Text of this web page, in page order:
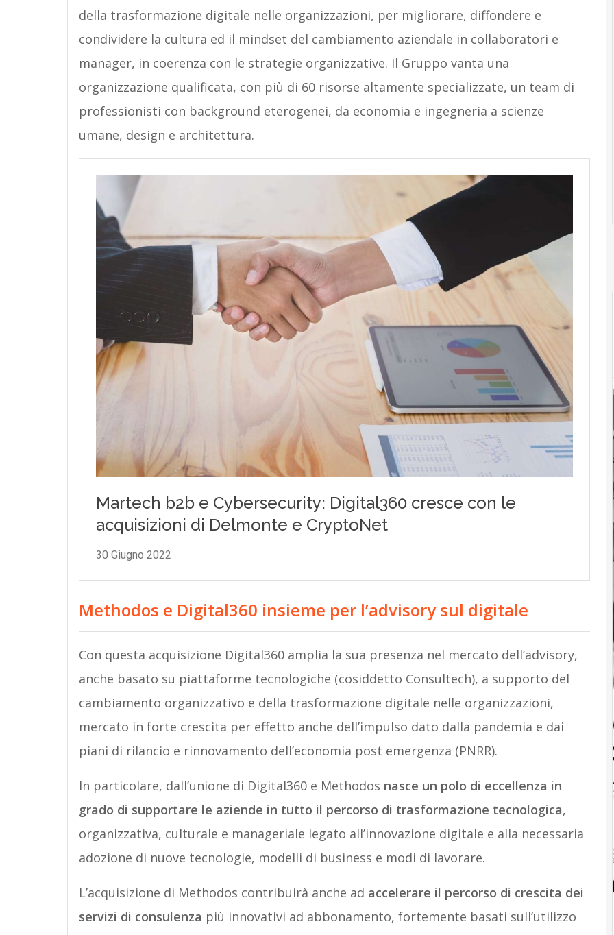
della trasformazione digitale nelle organizzazioni, per migliorare, diffondere e
condividere la cultura ed il mindset del cambiamento aziendale in collaboratori e
manager, in coerenza con le strategie organizzative. Il Gruppo vanta una
organizzazione qualificata, con più di 60 risorse altamente specializzate, un team di
professionisti con background eterogenei, da economia e ingegneria a scienze
umane, design e architettura.
Methodos e Digital360 insieme per l’advisory sul digitale
Con questa acquisizione Digital360 amplia la sua presenza nel mercato dell’advisory,
anche basato su piattaforme tecnologiche (cosiddetto Consultech), a supporto del
cambiamento organizzativo e della trasformazione digitale nelle organizzazioni,
mercato in forte crescita per effetto anche dell’impulso dato dalla pandemia e dai
piani di rilancio e rinnovamento dell’economia post emergenza (PNRR).
In particolare, dall’unione di Digital360 e Methodos nasce un polo di eccellenza in
grado di supportare le aziende in tutto il percorso di trasformazione tecnologica,
organizzativa, culturale e manageriale legato all’innovazione digitale e alla necessaria
adozione di nuove tecnologie, modelli di business e modi di lavorare.
L’acquisizione di Methodos contribuirà anche ad accelerare il percorso di crescita dei
servizi di consulenza più innovativi ad abbonamento, fortemente basati sull’utilizzo